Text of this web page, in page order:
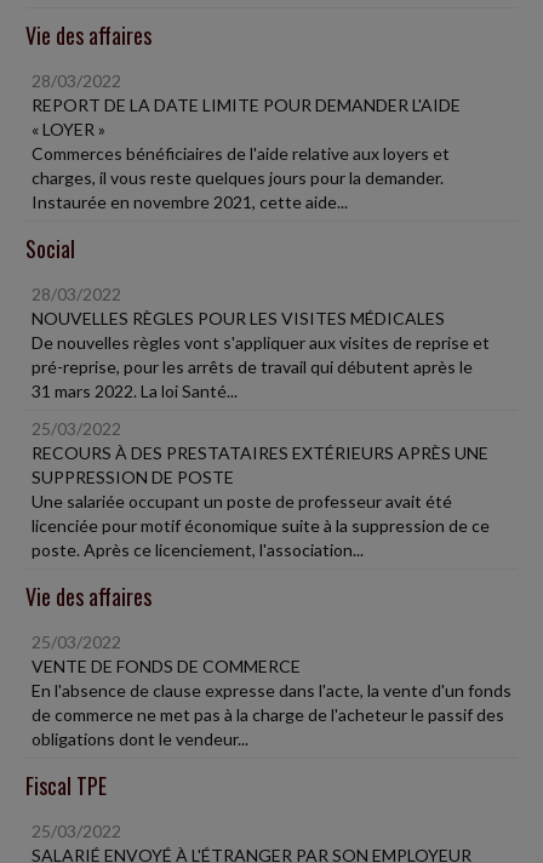
Vie des affaires
28/03/2022
REPORT DE LA DATE LIMITE POUR DEMANDER L'AIDE
« LOYER »
Commerces bénéficiaires de l'aide relative aux loyers et
charges, il vous reste quelques jours pour la demander.
Instaurée en novembre 2021, cette aide...
Social
28/03/2022
NOUVELLES RÈGLES POUR LES VISITES MÉDICALES
De nouvelles règles vont s'appliquer aux visites de reprise et
pré-reprise, pour les arrêts de travail qui débutent après le
31 mars 2022. La loi Santé...
25/03/2022
RECOURS À DES PRESTATAIRES EXTÉRIEURS APRÈS UNE
SUPPRESSION DE POSTE
Une salariée occupant un poste de professeur avait été
licenciée pour motif économique suite à la suppression de ce
poste. Après ce licenciement, l'association...
Vie des affaires
25/03/2022
VENTE DE FONDS DE COMMERCE
En l'absence de clause expresse dans l'acte, la vente d'un fonds
de commerce ne met pas à la charge de l'acheteur le passif des
obligations dont le vendeur...
Fiscal TPE
25/03/2022
SALARIÉ ENVOYÉ À L'ÉTRANGER PAR SON EMPLOYEUR